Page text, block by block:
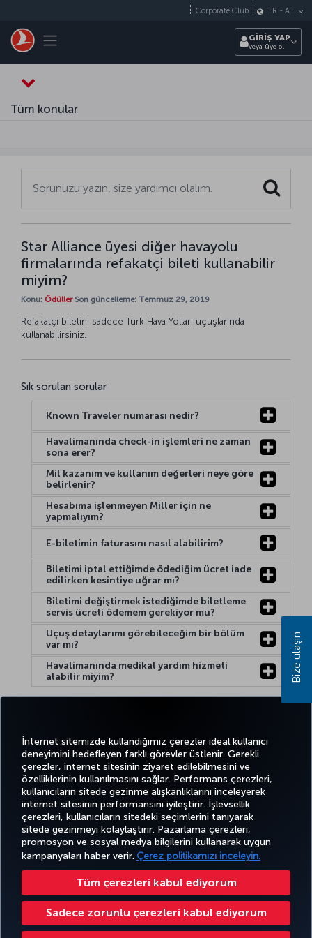
İnternet sitemizde kullandığımız çerezler ideal kullanıcı
deneyimini hedefleyen farklı görevler üstlenir. Gerekli
çerezler, internet sitesinin ziyaret edilebilmesini ve
özelliklerinin kullanılmasını sağlar. Performans çerezleri,
kullanıcıların sitede gezinme alışkanlıklarını inceleyerek
internet sitesinin performansını iyileştirir. İşlevsellik
çerezleri, kullanıcıların sitedeki seçimlerini tanıyarak
sitede gezinmeyi kolaylaştırır. Pazarlama çerezleri,
promosyon ve sosyal medya bilgilerini kullanarak uygun
kampanyaları haber verir. Çerez politikamızı inceleyin.
Tüm çerezleri kabul ediyorum
Sadece zorunlu çerezleri kabul ediyorum
Toggle navigation
Corporate Club TR - AT
GİRİŞ YAP
veya üye ol
Tüm konular
Search
Star Alliance üyesi diğer havayolu
firmalarında refakatçi bileti kullanabilir
miyim?
Konu: ÖdüllerSon güncelleme: Temmuz 29, 2019
Refakatçi biletini sadece Türk Hava Yolları uçuşlarında
kullanabilirsiniz.
Sık sorulan sorular
Known Traveler numarası nedir?
Havalimanında check-in işlemleri ne zaman
sona erer?
Mil kazanım ve kullanım değerleri neye göre
belirlenir?
Hesabıma işlenmeyen Miller için ne
yapmalıyım?
E-biletimin faturasını nasıl alabilirim?
Biletimi iptal ettiğimde ödediğim ücret iade
edilirken kesintiye uğrar mı?
Biletimi değiştirmek istediğimde biletleme
servis ücreti ödemem gerekiyor mu?
Uçuş detaylarımı görebileceğim bir bölüm
var mı?
Havalimanında medikal yardım hizmeti
alabilir miyim?
TwitterFacebook
Instagram
YoutubeLinkedIn
TiktokBlogPinterest
BİLET
AL VE
YÖNET
DENEYİM
FIRSATLAR
VE UÇUŞ
NOKTALARI
YARDIM
TURKISH
AIRLINES
HOLIDAYS
MILES&SMILES
Bilgi Toplumu Hizmetleri Erişilebilirlik Gizlilik ve Çerez Politikası Yasal Uyarı Yolcu Hakları
Çerez Ayarlarını Değiştir 43 0810-222 849
Bize ulaşın